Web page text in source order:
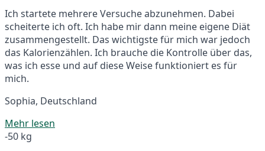
Ich startete mehrere Versuche abzunehmen. Dabei
scheiterte ich oft. Ich habe mir dann meine eigene Diät
zusammengestellt. Das wichtigste für mich war jedoch
das Kalorienzählen. Ich brauche die Kontrolle über das,
was ich esse und auf diese Weise funktioniert es für
mich.
Sophia, Deutschland
Mehr lesen
-50 kg